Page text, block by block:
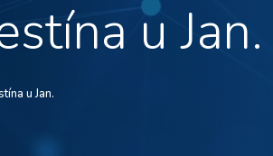
u Jan.
u Jan.